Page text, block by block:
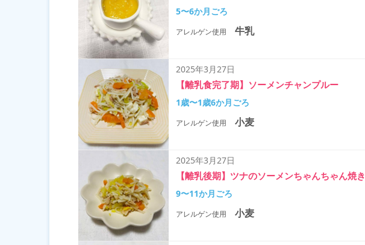
5〜6か月ごろ
アレルゲン使用 牛乳
2025年3月27日
【離乳食完了期】ソーメンチャンプルー
1歳〜1歳6か月ごろ
アレルゲン使用 小麦
2025年3月27日
【離乳後期】ツナのソーメンちゃんちゃん焼き
9〜11か月ごろ
アレルゲン使用 小麦